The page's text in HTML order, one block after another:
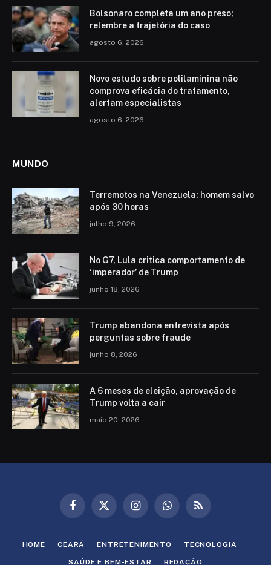
Bolsonaro completa um ano preso;
relembre a trajetória do caso
agosto 6, 2026
Novo estudo sobre polilaminina não
comprova eficácia do tratamento,
alertam especialistas
agosto 6, 2026
MUNDO
Terremotos na Venezuela: homem salvo
após 30 horas
julho 9, 2026
No G7, Lula critica comportamento de
‘imperador’ de Trump
junho 18, 2026
Trump abandona entrevista após
perguntas sobre fraude
junho 8, 2026
A 6 meses de eleição, aprovação de
Trump volta a cair
maio 20, 2026
Facebook
X
InstagramWhatsAppRSS
HOME CEARÁ ENTRETENIMENTO TECNOLOGIA
SAÚDE E BEM-ESTAR REDAÇÃO